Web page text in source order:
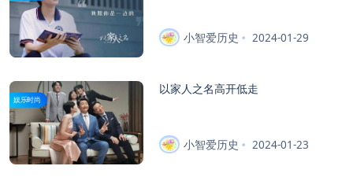
小智爱历史 2024-01-29
娱乐时尚
以家人之名高开低走
小智爱历史 2024-01-23